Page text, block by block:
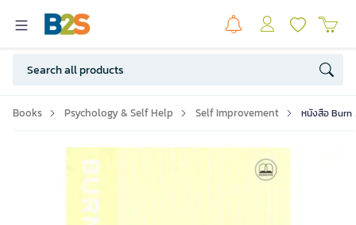
Books Psychology & Self Help Self Improvement หนังสือ Burn